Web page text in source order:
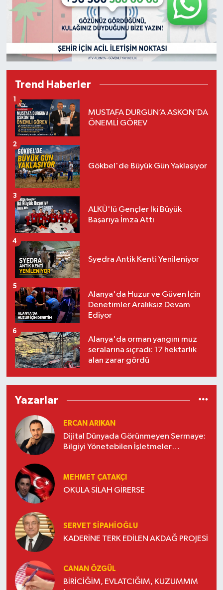
Trend Haberler
MUSTAFA DURGUN’A ASKON’DA
ÖNEMLİ GÖREV
1
Gökbel'de Büyük Gün Yaklaşıyor
2
ALKÜ'lü Gençler İki Büyük
Başarıya İmza Attı
3
Syedra Antik Kenti Yenileniyor
4
Alanya'da Huzur ve Güven İçin
Denetimler Aralıksız Devam
Ediyor
5
Alanya'da orman yangını muz
seralarına sıçradı: 17 hektarlık
alan zarar gördü
6
Yazarlar
ERCAN ARIKAN
Dijital Dünyada Görünmeyen Sermaye:
Bilgiyi Yönetebilen İşletmeler
MEHMET ÇATAKÇI
OKULA SİLAH GİRERSE
SERVET SİPAHİOĞLU
KADERİNE TERK EDİLEN AKDAĞ PROJESİ
CANAN ÖZGÜL
BİRİCİĞİM, EVLATCIĞIM, KUZUMMM